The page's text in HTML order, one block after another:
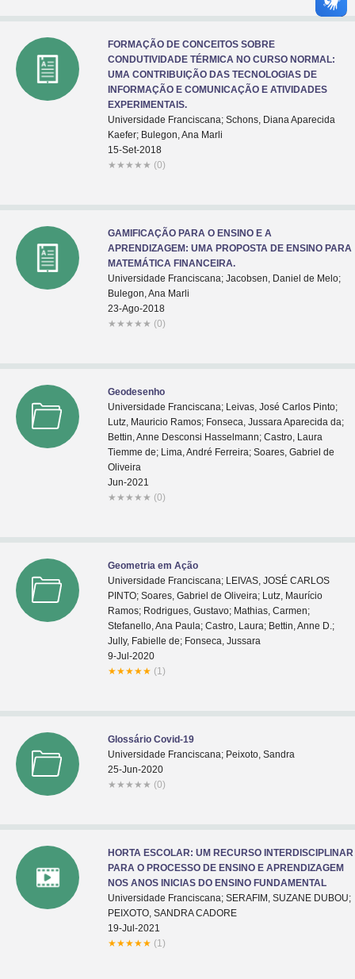
FORMAÇÃO DE CONCEITOS SOBRE
CONDUTIVIDADE TÉRMICA NO CURSO NORMAL:
UMA CONTRIBUIÇÃO DAS TECNOLOGIAS DE
INFORMAÇÃO E COMUNICAÇÃO E ATIVIDADES
EXPERIMENTAIS.
Universidade Franciscana; Schons, Diana Aparecida
Kaefer; Bulegon, Ana Marli
15-Set-2018
★ ★ ★ ★ ★ (0)
GAMIFICAÇÃO PARA O ENSINO E A
APRENDIZAGEM: UMA PROPOSTA DE ENSINO PARA
MATEMÁTICA FINANCEIRA.
Universidade Franciscana; Jacobsen, Daniel de Melo;
Bulegon, Ana Marli
23-Ago-2018
★ ★ ★ ★ ★ (0)
Geodesenho
Universidade Franciscana; Leivas, José Carlos Pinto;
Lutz, Mauricio Ramos; Fonseca, Jussara Aparecida da;
Bettin, Anne Desconsi Hasselmann; Castro, Laura
Tiemme de; Lima, André Ferreira; Soares, Gabriel de
Oliveira
Jun-2021
★ ★ ★ ★ ★ (0)
Geometria em Ação
Universidade Franciscana; LEIVAS, JOSÉ CARLOS
PINTO; Soares, Gabriel de Oliveira; Lutz, Maurício
Ramos; Rodrigues, Gustavo; Mathias, Carmen;
Stefanello, Ana Paula; Castro, Laura; Bettin, Anne D.;
Jully, Fabielle de; Fonseca, Jussara
9-Jul-2020
★★★★★ (1)
Glossário Covid-19
Universidade Franciscana; Peixoto, Sandra
25-Jun-2020
★ ★ ★ ★ ★ (0)
HORTA ESCOLAR: UM RECURSO INTERDISCIPLINAR
PARA O PROCESSO DE ENSINO E APRENDIZAGEM
NOS ANOS INICIAS DO ENSINO FUNDAMENTAL
Universidade Franciscana; SERAFIM, SUZANE DUBOU;
PEIXOTO, SANDRA CADORE
19-Jul-2021
★★★★★ (1)